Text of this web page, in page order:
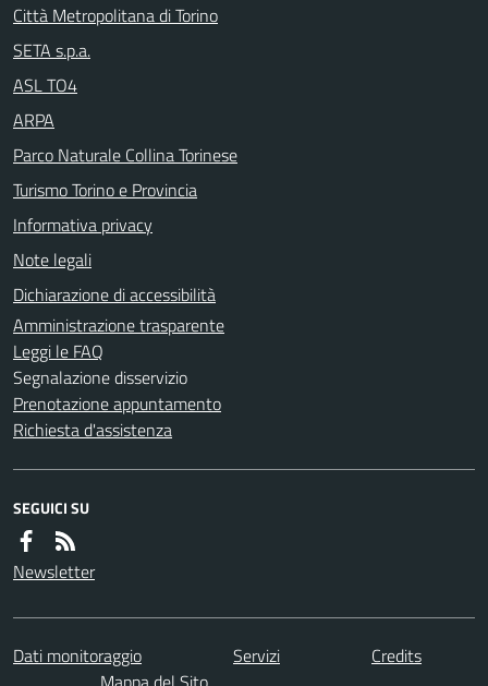
Città Metropolitana di Torino
SETA s.p.a.
ASL TO4
ARPA
Parco Naturale Collina Torinese
Turismo Torino e Provincia
Informativa privacy
Note legali
Dichiarazione di accessibilità
Amministrazione trasparente
Leggi le FAQ
Segnalazione disservizio
Prenotazione appuntamento
Richiesta d'assistenza
SEGUICI SU
Newsletter
Dati monitoraggio Servizi
Credits